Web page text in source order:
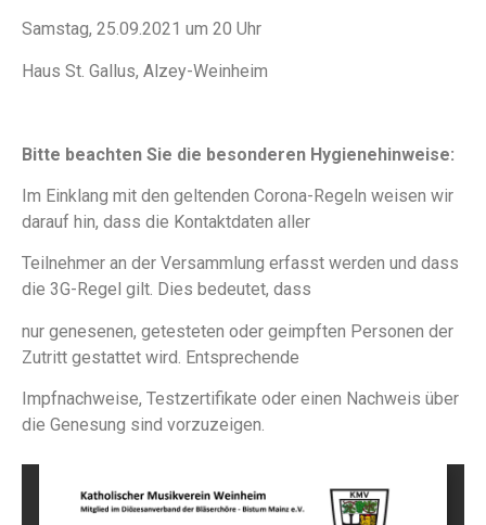
Samstag, 25.09.2021 um 20 Uhr
Haus St. Gallus, Alzey-Weinheim
Bitte beachten Sie die besonderen Hygienehinweise:
Im Einklang mit den geltenden Corona-Regeln weisen wir
darauf hin, dass die Kontaktdaten aller
Teilnehmer an der Versammlung erfasst werden und dass
die 3G-Regel gilt. Dies bedeutet, dass
nur genesenen, getesteten oder geimpften Personen der
Zutritt gestattet wird. Entsprechende
Impfnachweise, Testzertifikate oder einen Nachweis über
die Genesung sind vorzuzeigen.